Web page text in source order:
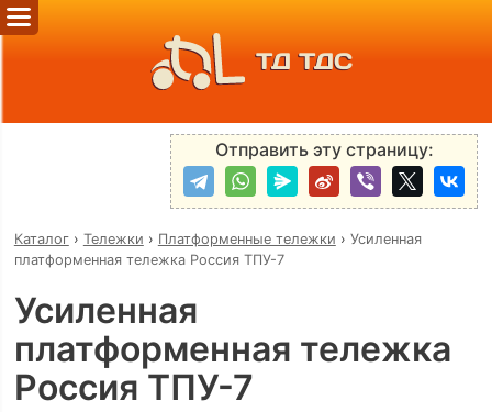
ТД ТДС
Отправить эту страницу:
Каталог› Тележки › Платформенные тележки › Усиленная
платформенная тележка Россия ТПУ-7
Усиленная
платформенная тележка
Россия ТПУ-7